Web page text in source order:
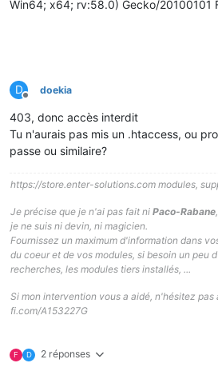
Win64; x64; rv:58.0) Gecko/20100101
D
Hors-ligne
doekia
403, donc accès interdit
Tu n'aurais pas mis un .htaccess, ou
passe ou similaire?
https://store.enter-solutions.com modules,
Je précise que je n'ai pas fait ni Paco-Rabane
je ne suis ni devin, ni magicien.
Fournissez un maximum d'information dans
du coeur et de vos modules, si besoin un peu
recherches, les modules tiers installés, ...
Si mon intervention vous a aidé, n'hésitez
fi.com/A153227G
F D 2 réponses